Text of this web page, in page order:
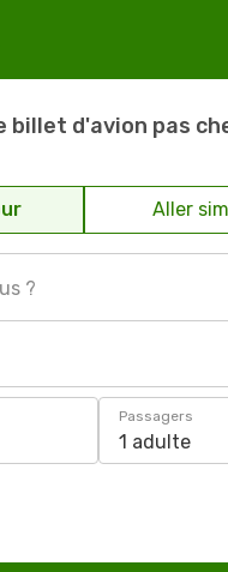
billet d'avion pas
Aller
?
Passagers
1 adulte